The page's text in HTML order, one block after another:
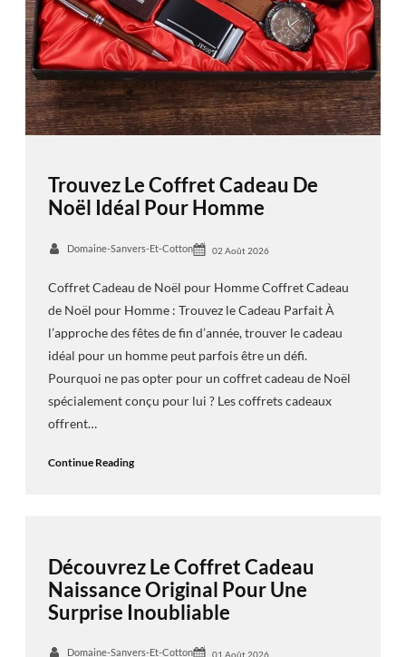
Trouvez Le Coffret Cadeau De
Noël Idéal Pour Homme
Domaine-Sanvers-Et-Cotton 02 Août 2026
Coffret Cadeau de Noël pour Homme Coffret Cadeau
de Noël pour Homme : Trouvez le Cadeau Parfait À
l’approche des fêtes de fin d’année, trouver le cadeau
idéal pour un homme peut parfois être un défi.
Pourquoi ne pas opter pour un coffret cadeau de Noël
spécialement conçu pour lui ? Les coffrets cadeaux
offrent…
Continue Reading
Découvrez Le Coffret Cadeau
Naissance Original Pour Une
Surprise Inoubliable
Domaine-Sanvers-Et-Cotton 01 Août 2026